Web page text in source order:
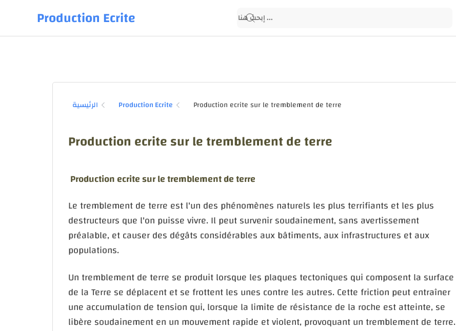
Production Ecrite
الرئيسية Production Ecrite
Production ecrite sur le tremblement de terre
Production ecrite sur le tremblement de terre
Le tremblement de terre est l'un des phénomènes naturels les plus terrifiants et les plus
destructeurs que l'on puisse vivre. Il peut survenir soudainement, sans avertissement
préalable, et causer des dégâts considérables aux bâtiments, aux infrastructures et aux
populations.
Un tremblement de terre se produit lorsque les plaques tectoniques qui composent la surface
de la Terre se déplacent et se frottent les unes contre les autres. Cette friction peut entraîner
une accumulation de tension qui, lorsque la limite de résistance de la roche est atteinte, se
libère soudainement en un mouvement rapide et violent, provoquant un tremblement de terre.